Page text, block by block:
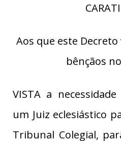
Aos que este
bênçãos
VISTA a
um Juiz eclesiástico
Tribunal Colegial,